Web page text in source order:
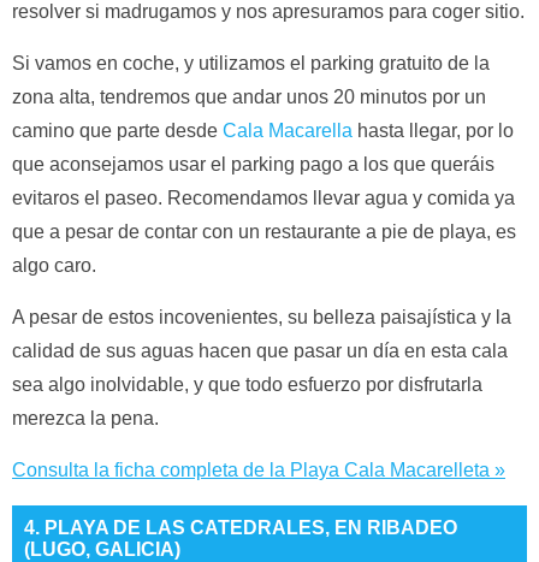
resolver si madrugamos y nos apresuramos para coger sitio.
Si vamos en coche, y utilizamos el parking gratuito de la
zona alta, tendremos que andar unos 20 minutos por un
camino que parte desde Cala Macarella hasta llegar, por lo
que aconsejamos usar el parking pago a los que queráis
evitaros el paseo. Recomendamos llevar agua y comida ya
que a pesar de contar con un restaurante a pie de playa, es
algo caro.
A pesar de estos incovenientes, su belleza paisajística y la
calidad de sus aguas hacen que pasar un día en esta cala
sea algo inolvidable, y que todo esfuerzo por disfrutarla
merezca la pena.
Consulta la ficha completa de la Playa Cala Macarelleta »
4. PLAYA DE LAS CATEDRALES, EN RIBADEO
(LUGO, GALICIA)